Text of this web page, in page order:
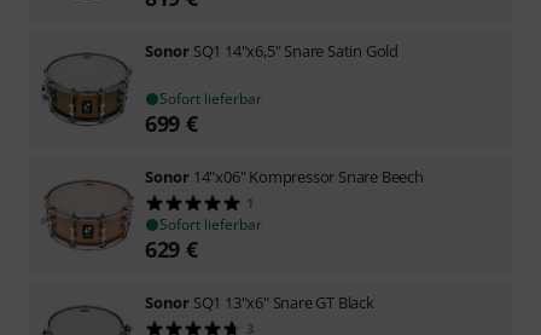
Sonor SQ1 14"x6,5" Snare Satin Gold
Sofort lieferbar
699 €
Sonor 14"x06" Kompressor Snare Beech
1
Sofort lieferbar
629 €
Sonor SQ1 13"x6" Snare GT Black
3